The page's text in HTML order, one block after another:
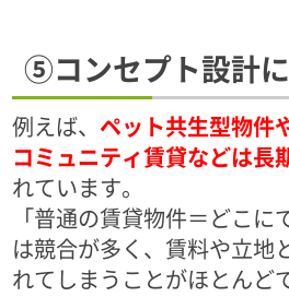
⑤コンセプト設計
例えば、 ペット共生型物件
コミュニティ賃貸などは長
れています。
「普通の賃貸物件＝どこに
は競合が多く、賃料や立地
れてしまうことがほとんど